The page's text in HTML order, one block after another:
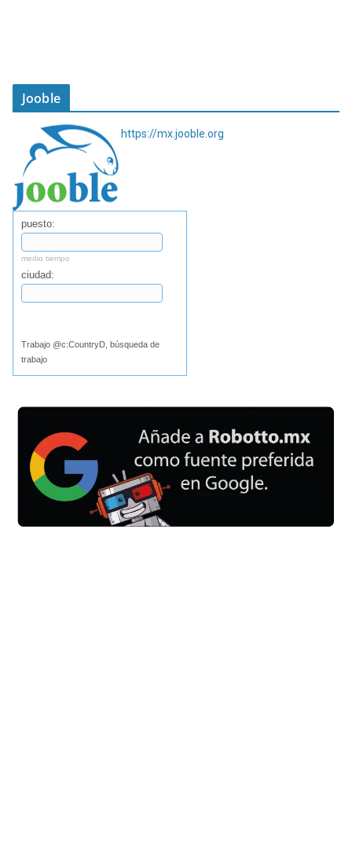
Jooble
https://mx.jooble.org
puesto:
medio tiempo
ciudad:
Trabajo @c:CountryD, búsqueda de
trabajo